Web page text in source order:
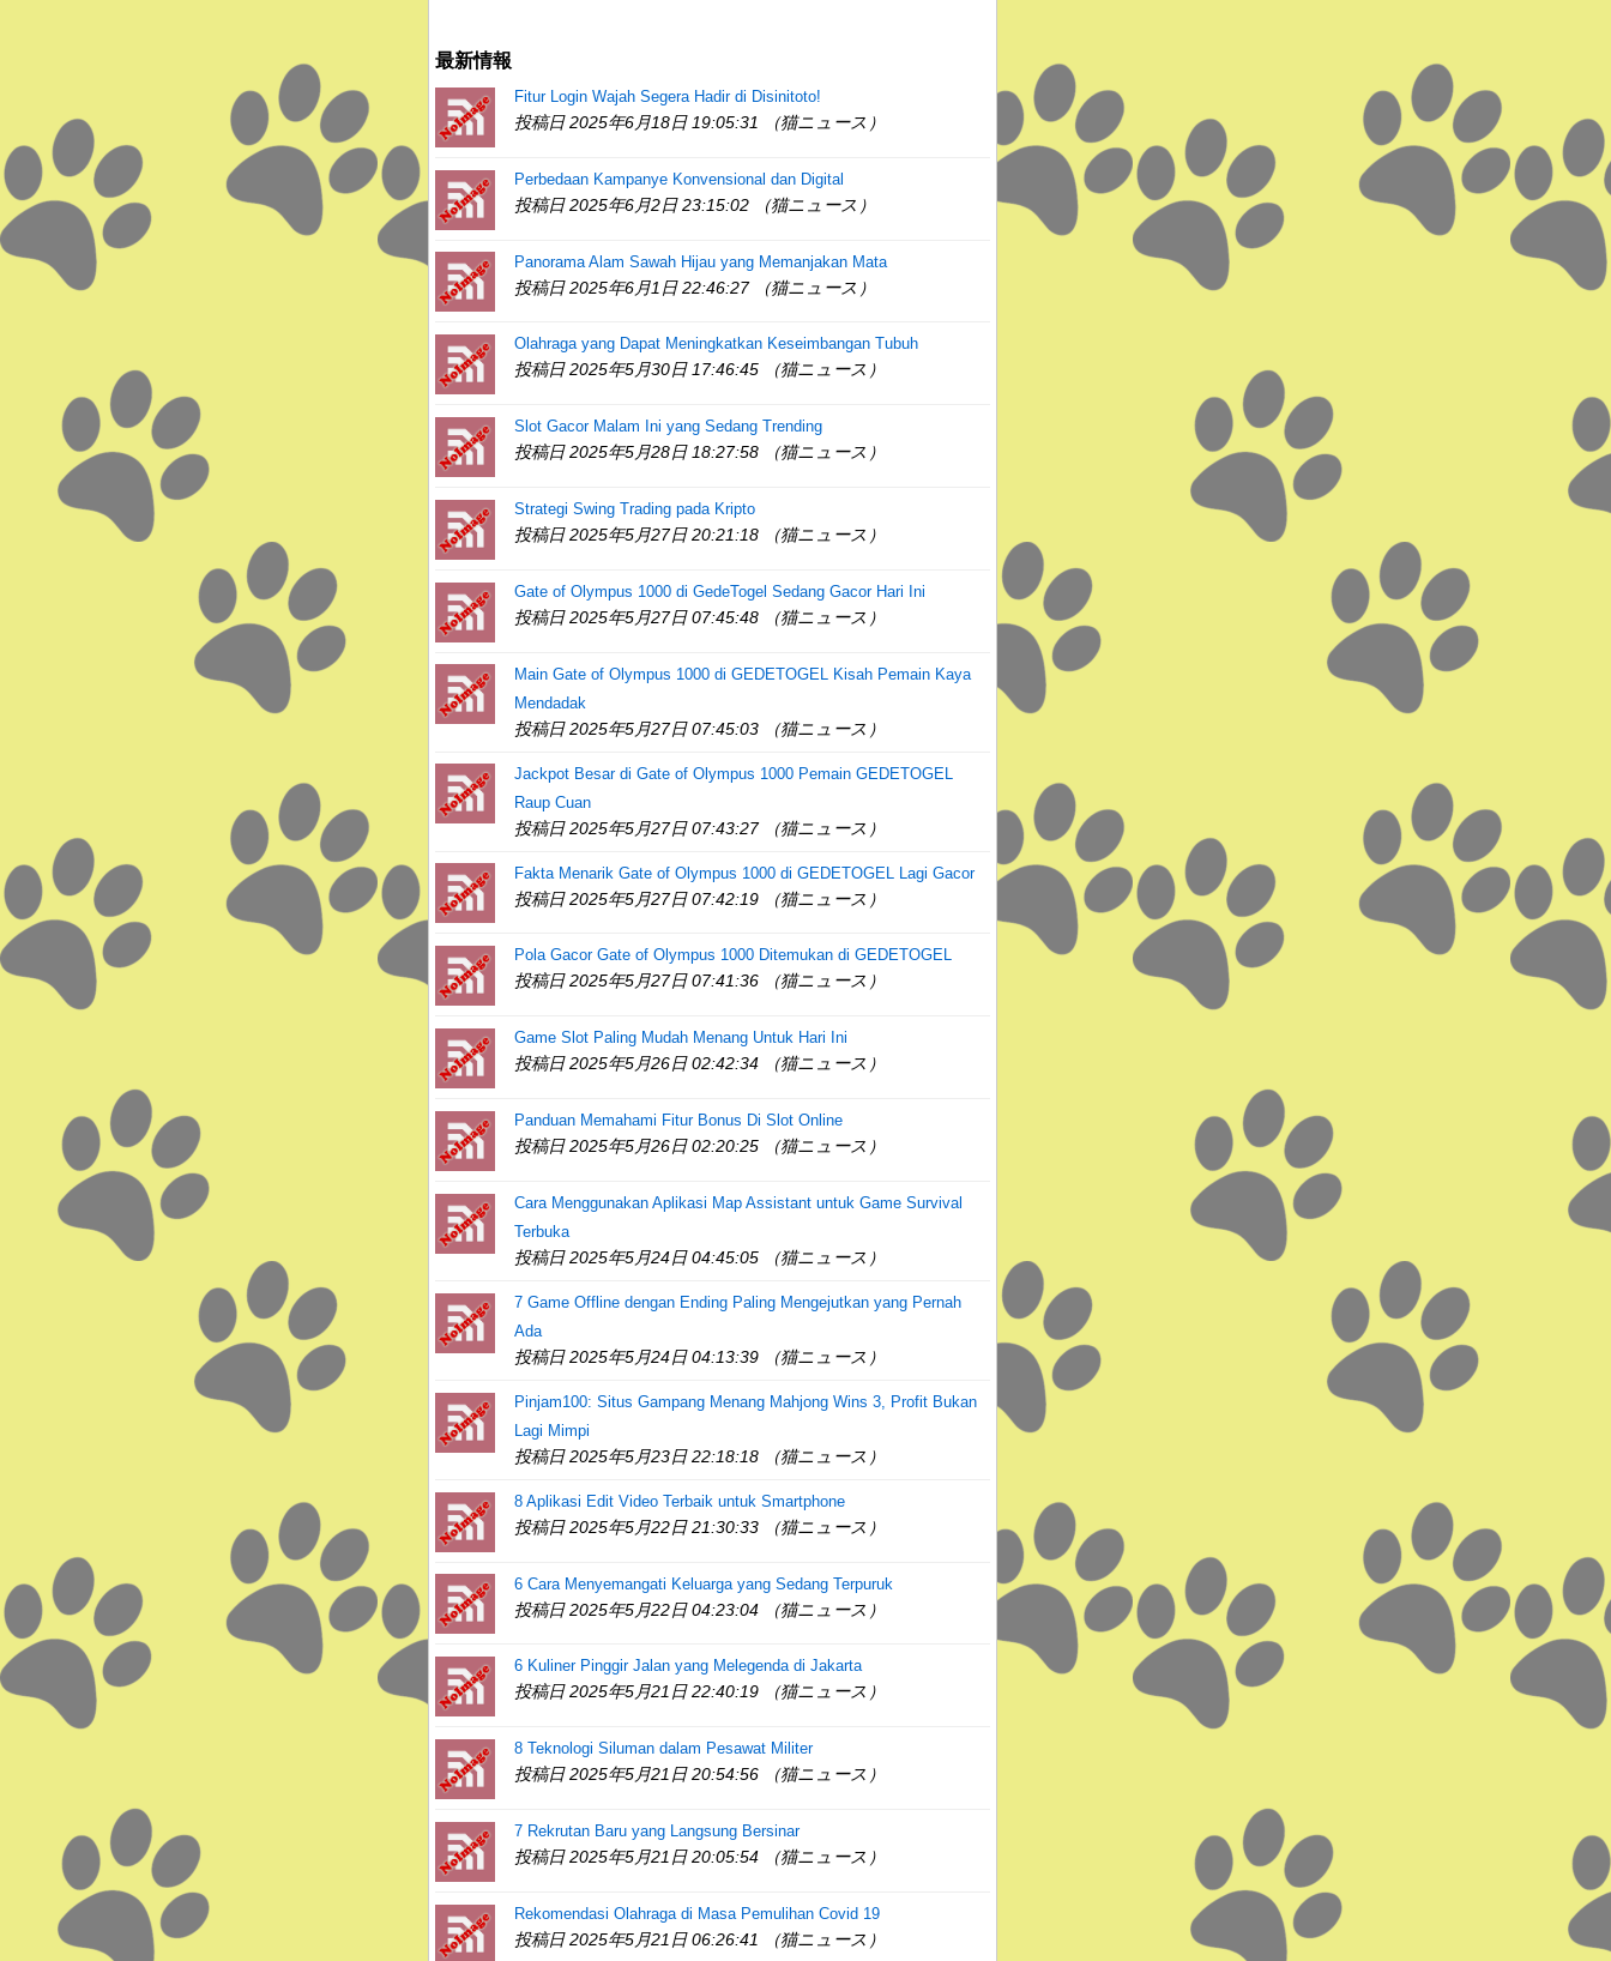
最新情報
Fitur Login Wajah Segera Hadir di Disinitoto!
投稿日 2025年6月18日 19:05:31 （猫ニュース）
Perbedaan Kampanye Konvensional dan Digital
投稿日 2025年6月2日 23:15:02 （猫ニュース）
Panorama Alam Sawah Hijau yang Memanjakan Mata
投稿日 2025年6月1日 22:46:27 （猫ニュース）
Olahraga yang Dapat Meningkatkan Keseimbangan Tubuh
投稿日 2025年5月30日 17:46:45 （猫ニュース）
Slot Gacor Malam Ini yang Sedang Trending
投稿日 2025年5月28日 18:27:58 （猫ニュース）
Strategi Swing Trading pada Kripto
投稿日 2025年5月27日 20:21:18 （猫ニュース）
Gate of Olympus 1000 di GedeTogel Sedang Gacor Hari Ini
投稿日 2025年5月27日 07:45:48 （猫ニュース）
Main Gate of Olympus 1000 di GEDETOGEL Kisah Pemain Kaya
Mendadak
投稿日 2025年5月27日 07:45:03 （猫ニュース）
Jackpot Besar di Gate of Olympus 1000 Pemain GEDETOGEL
Raup Cuan
投稿日 2025年5月27日 07:43:27 （猫ニュース）
Fakta Menarik Gate of Olympus 1000 di GEDETOGEL Lagi Gacor
投稿日 2025年5月27日 07:42:19 （猫ニュース）
Pola Gacor Gate of Olympus 1000 Ditemukan di GEDETOGEL
投稿日 2025年5月27日 07:41:36 （猫ニュース）
Game Slot Paling Mudah Menang Untuk Hari Ini
投稿日 2025年5月26日 02:42:34 （猫ニュース）
Panduan Memahami Fitur Bonus Di Slot Online
投稿日 2025年5月26日 02:20:25 （猫ニュース）
Cara Menggunakan Aplikasi Map Assistant untuk Game Survival
Terbuka
投稿日 2025年5月24日 04:45:05 （猫ニュース）
7 Game Offline dengan Ending Paling Mengejutkan yang Pernah
Ada
投稿日 2025年5月24日 04:13:39 （猫ニュース）
Pinjam100: Situs Gampang Menang Mahjong Wins 3, Profit Bukan
Lagi Mimpi
投稿日 2025年5月23日 22:18:18 （猫ニュース）
8 Aplikasi Edit Video Terbaik untuk Smartphone
投稿日 2025年5月22日 21:30:33 （猫ニュース）
6 Cara Menyemangati Keluarga yang Sedang Terpuruk
投稿日 2025年5月22日 04:23:04 （猫ニュース）
6 Kuliner Pinggir Jalan yang Melegenda di Jakarta
投稿日 2025年5月21日 22:40:19 （猫ニュース）
8 Teknologi Siluman dalam Pesawat Militer
投稿日 2025年5月21日 20:54:56 （猫ニュース）
7 Rekrutan Baru yang Langsung Bersinar
投稿日 2025年5月21日 20:05:54 （猫ニュース）
Rekomendasi Olahraga di Masa Pemulihan Covid 19
投稿日 2025年5月21日 06:26:41 （猫ニュース）